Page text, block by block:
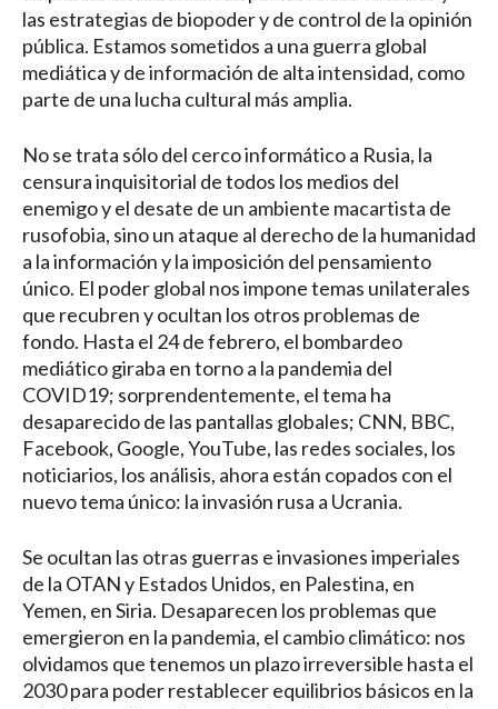
las estrategias de biopoder y de control de la opinión
pública. Estamos sometidos a una guerra global
mediática y de información de alta intensidad, como
parte de una lucha cultural más amplia.
No se trata sólo del cerco informático a Rusia, la
censura inquisitorial de todos los medios del
enemigo y el desate de un ambiente macartista de
rusofobia, sino un ataque al derecho de la humanidad
a la información y la imposición del pensamiento
único. El poder global nos impone temas unilaterales
que recubren y ocultan los otros problemas de
fondo. Hasta el 24 de febrero, el bombardeo
mediático giraba en torno a la pandemia del
COVID19; sorprendentemente, el tema ha
desaparecido de las pantallas globales; CNN, BBC,
Facebook, Google, YouTube, las redes sociales, los
noticiarios, los análisis, ahora están copados con el
nuevo tema único: la invasión rusa a Ucrania.
Se ocultan las otras guerras e invasiones imperiales
de la OTAN y Estados Unidos, en Palestina, en
Yemen, en Siria. Desaparecen los problemas que
emergieron en la pandemia, el cambio climático: nos
olvidamos que tenemos un plazo irreversible hasta el
2030 para poder restablecer equilibrios básicos en la